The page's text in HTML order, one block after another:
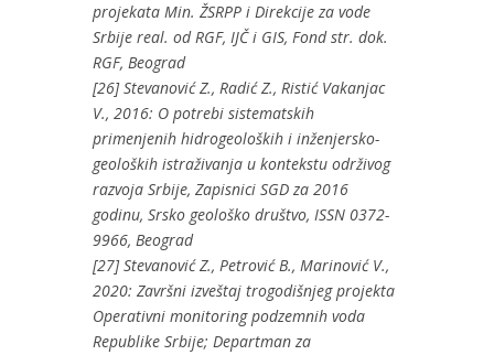
projekata Min. ŽSRPP i Direkcije za vode
Srbije real. od RGF, IJČ i GIS, Fond str. dok.
RGF, Beograd
[26] Stevanović Z., Radić Z., Ristić Vakanjac
V., 2016: O potrebi sistematskih
primenjenih hidrogeoloških i inženjersko-
geoloških istraživanja u kontekstu održivog
razvoja Srbije, Zapisnici SGD za 2016
godinu, Srsko geološko društvo, ISSN 0372-
9966, Beograd
[27] Stevanović Z., Petrović B., Marinović V.,
2020: Završni izveštaj trogodišnjeg projekta
Operativni monitoring podzemnih voda
Republike Srbije; Departman za